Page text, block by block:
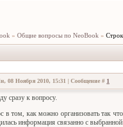
» Общие вопросы по NeoBook »
08 Ноября 2010, 15:31 | Сообщение # 1
сразу к вопросу.
в том, как можно организовать так
информация связанно с